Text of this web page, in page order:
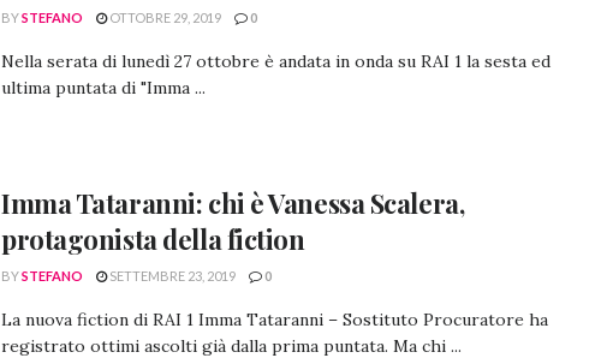
BYSTEFANO OTTOBRE 29, 2019 0
Nella serata di lunedì 27 ottobre è andata in onda su RAI 1 la sesta ed
ultima puntata di "Imma ...
Imma Tataranni: chi è Vanessa Scalera,
protagonista della fiction
BYSTEFANO SETTEMBRE 23, 2019 0
La nuova fiction di RAI 1 Imma Tataranni – Sostituto Procuratore ha
registrato ottimi ascolti già dalla prima puntata. Ma chi ...